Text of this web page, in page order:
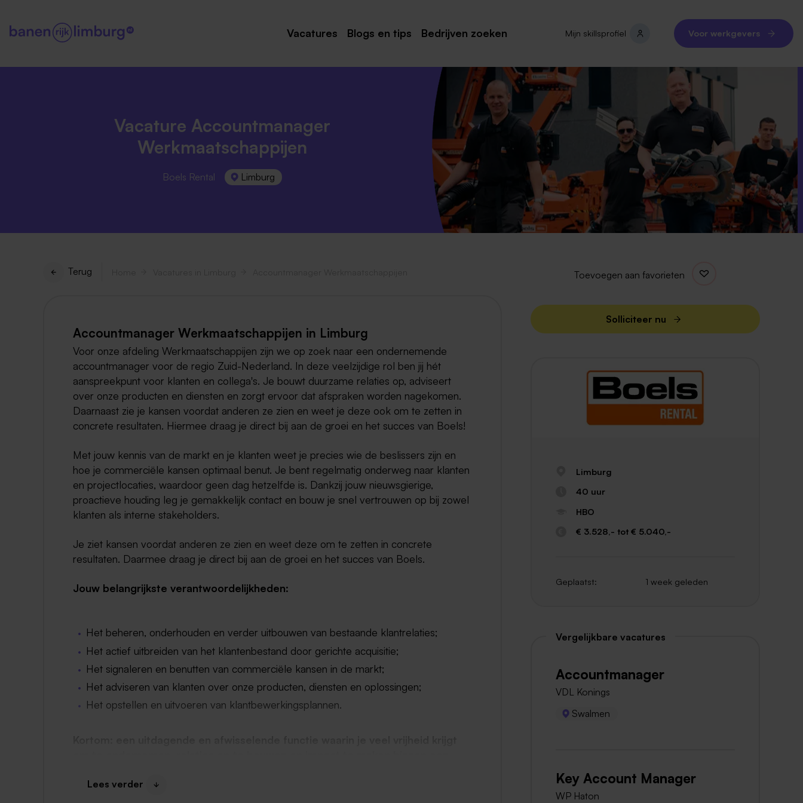
Vacatures
Maastricht
Blogs en tips Bedrijven zoeken Mijn skillsprofiel Voor werkgevers
Vacature Accountmanager
Werkmaatschappijen
Boels Rental Limburg
Terug
Accountmanager Werkmaatschappijen in Limburg
Voor onze afdeling Werkmaatschappijen zijn we op zoek naar een ondernemende
accountmanager voor de regio Zuid-Nederland. In deze veelzijdige rol ben jij hét
aanspreekpunt voor klanten en collega's. Je bouwt duurzame relaties op, adviseert
over onze producten en diensten en zorgt ervoor dat afspraken worden nagekomen.
Daarnaast zie je kansen voordat anderen ze zien en weet je deze ook om te zetten in
concrete resultaten. Hiermee draag je direct bij aan de groei en het succes van Boels!
Met jouw kennis van de markt en je klanten weet je precies wie de beslissers zijn en
hoe je commerciële kansen optimaal benut. Je bent regelmatig onderweg naar klanten
en projectlocaties, waardoor geen dag hetzelfde is. Dankzij jouw nieuwsgierige,
proactieve houding leg je gemakkelijk contact en bouw je snel vertrouwen op bij zowel
klanten als interne stakeholders.
Je ziet kansen voordat anderen ze zien en weet deze om te zetten in concrete
resultaten. Daarmee draag je direct bij aan de groei en het succes van Boels.
Jouw belangrijkste verantwoordelijkheden:
Het beheren, onderhouden en verder uitbouwen van bestaande klantrelaties;
Het actief uitbreiden van het klantenbestand door gerichte acquisitie;
Het signaleren en benutten van commerciële kansen in de markt;
Het adviseren van klanten over onze producten, diensten en oplossingen;
Het opstellen en uitvoeren van klantbewerkingsplannen.
Lees verder
Toevoegen aan favorieten
Solliciteer nu
Limburg
40 uur
HBO
€ 3.528,- tot € 5.040,-
Geplaatst: 1 week geleden
Vergelijkbare vacatures
Accountmanager
VDL Konings
Swalmen
Key Account Manager
WP Haton